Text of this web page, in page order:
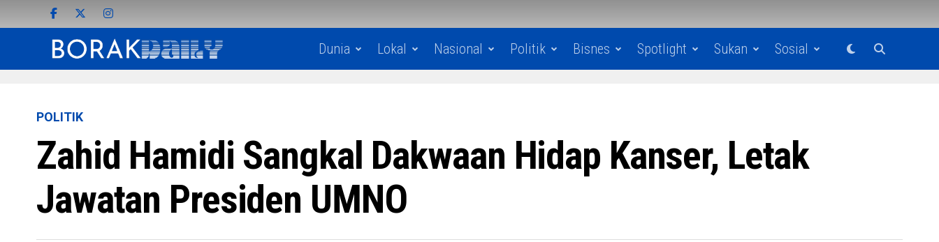
Dunia Lokal Nasional Politik Bisnes Spotlight Sukan Sosial
POLITIK
Zahid Hamidi Sangkal Dakwaan Hidap Kanser, Letak
Jawatan Presiden UMNO